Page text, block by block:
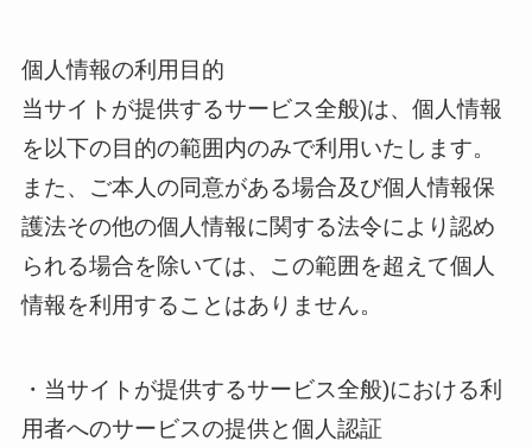
個人情報の利用目的
当サイトが提供するサービス全般)は、個人情報
を以下の目的の範囲内のみで利用いたします。
また、ご本人の同意がある場合及び個人情報保
護法その他の個人情報に関する法令により認め
られる場合を除いては、この範囲を超えて個人
情報を利用することはありません。
・当サイトが提供するサービス全般)における利
用者へのサービスの提供と個人認証